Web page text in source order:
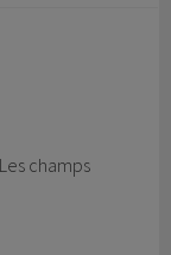
Les champs